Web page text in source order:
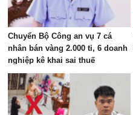
Chuyển Bộ Công an vụ 7 cá
nhân bán vàng 2.000 tỉ, 6 doanh
nghiệp kê khai sai thuế